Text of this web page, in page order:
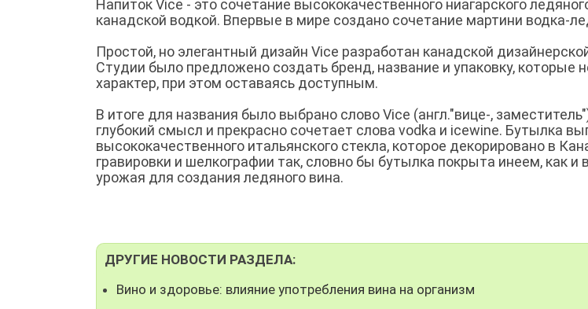
Напиток Vice - это сочетание высококачественного ниагарского
канадской водкой. Впервые в мире создано сочетание мартини водка-
Простой, но элегантный дизайн Vice разработан канадской
Студии было предложено создать бренд, название и упаковку, которые
характер, при этом оставаясь доступным.
В итоге для названия было выбрано слово Vice (англ."вице-,
глубокий смысл и прекрасно сочетает слова vodka и icewine. Бутылка
высококачественного итальянского стекла, которое декорировано в
гравировки и шелкографии так, словно бы бутылка покрыта инеем, как и
урожая для создания ледяного вина.
ДРУГИЕ НОВОСТИ РАЗДЕЛА:
Вино и здоровье: влияние употребления вина на организм